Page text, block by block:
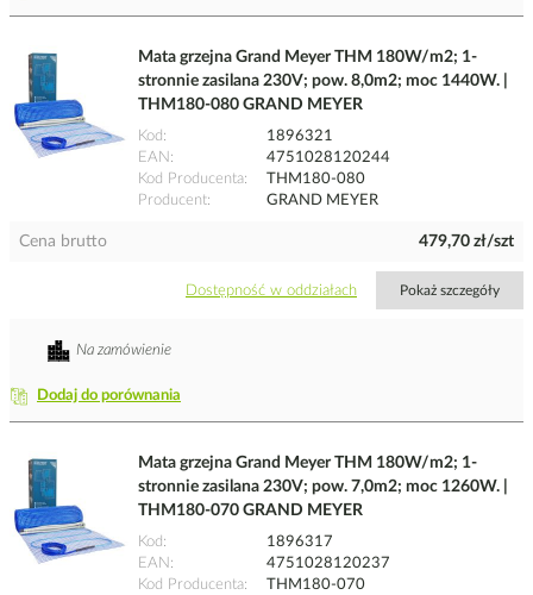
Mata grzejna Grand Meyer THM 180W/m2; 1-
stronnie zasilana 230V; pow. 8,0m2; moc 1440W. |
THM180-080 GRAND MEYER
Kod
1896321
EAN
4751028120244
Kod Producenta
THM180-080
Producent
GRAND MEYER
Cena brutto 479,70 zł/szt
Dostępność w oddziałach Pokaż szczegóły
Dodaj do porównania
Na zamówienie
Mata grzejna Grand Meyer THM 180W/m2; 1-
stronnie zasilana 230V; pow. 7,0m2; moc 1260W. |
THM180-070 GRAND MEYER
Kod
1896317
EAN
4751028120237
Kod Producenta
THM180-070